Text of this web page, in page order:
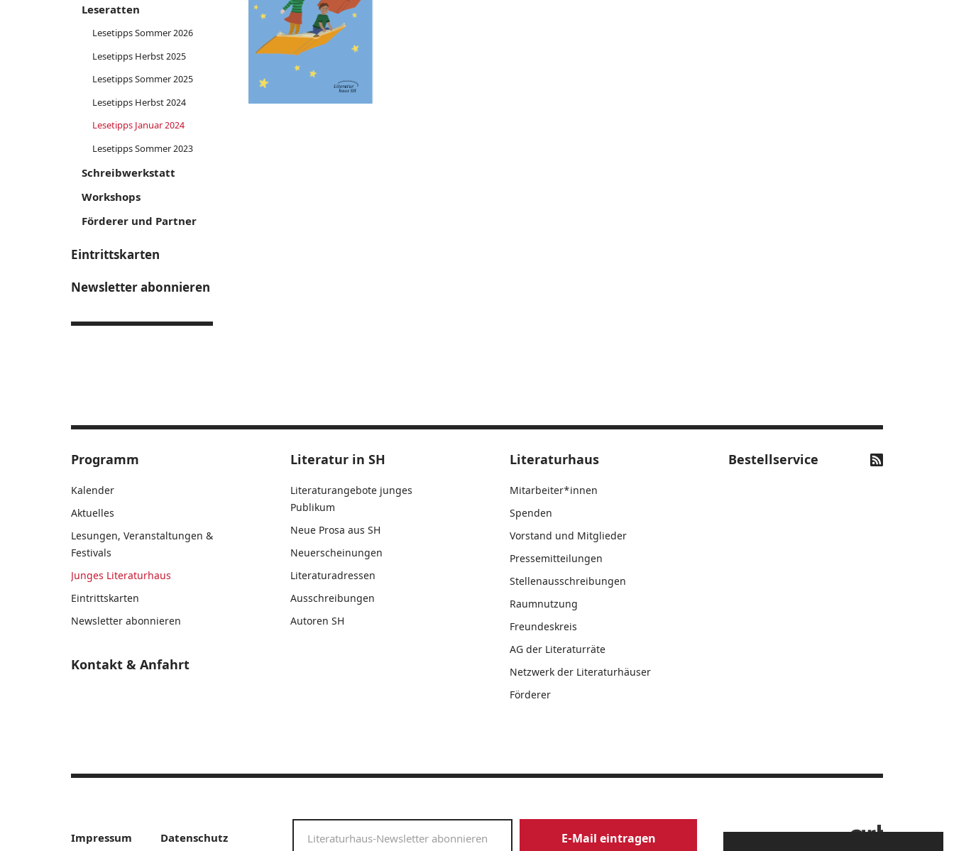
Leseratten
Lesetipps Sommer 2026
Lesetipps Herbst 2025
Lesetipps Sommer 2025
Lesetipps Herbst 2024
Lesetipps Januar 2024
Lesetipps Sommer 2023
Schreibwerkstatt
Workshops
Förderer und Partner
Eintrittskarten
Newsletter abonnieren
Programm
Kalender
Aktuelles
Lesungen, Veranstaltungen &
Festivals
Junges Literaturhaus
Eintrittskarten
Newsletter abonnieren
Kontakt & Anfahrt
Literatur in SH
Literaturangebote junges
Publikum
Neue Prosa aus SH
Neuerscheinungen
Literaturadressen
Ausschreibungen
Autoren SH
Literaturhaus
Mitarbeiter*innen
Spenden
Vorstand und Mitglieder
Pressemitteilungen
Stellenausschreibungen
Raumnutzung
Freundeskreis
AG der Literaturräte
Netzwerk der Literaturhäuser
Förderer
Bestellservice
Impressum Datenschutz E-Mail eintragen Website by